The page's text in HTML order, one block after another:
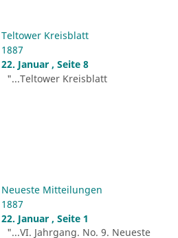
Teltower Kreisblatt
1887
22. Januar , Seite 8
"...Teltower Kreisblatt
Neueste Mitteilungen
1887
22. Januar , Seite 1
"...VI. Jahrgang. No. 9. Neueste